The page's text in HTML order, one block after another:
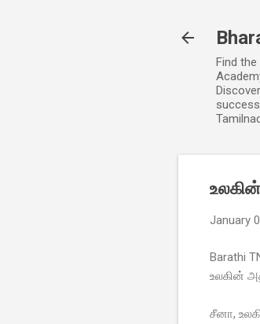
Find the
January
Barathi
உலகின்
சீனா,